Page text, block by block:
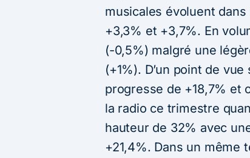
musicales évoluent
+3,3% et +3,7%. En
(-0,5%) malgré une
(+1%). D’un point de
progresse de +18,7% et
la radio ce trimestre
hauteur de 32% avec
+21,4%. Dans un même